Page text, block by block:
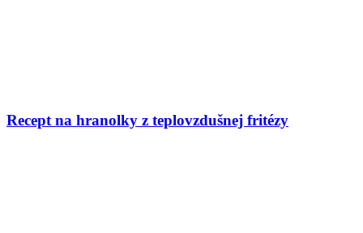
Recept na hranolky z teplovzdušnej fritézy